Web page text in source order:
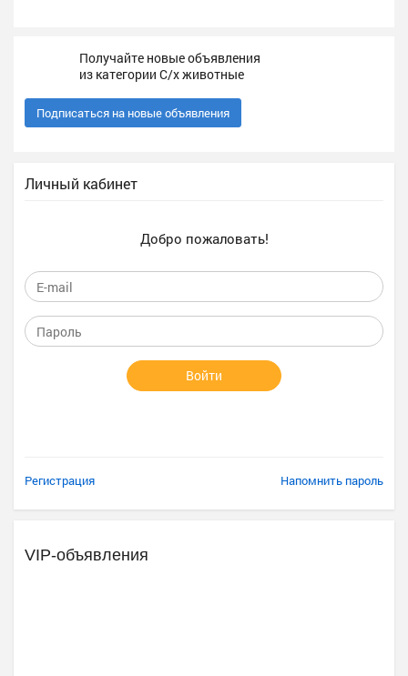
Получайте новые объявления
из категории С/х животные
Подписаться на новые объявления
Личный кабинет
Добро пожаловать!
Войти
Регистрация Напомнить пароль
VIP-объявления